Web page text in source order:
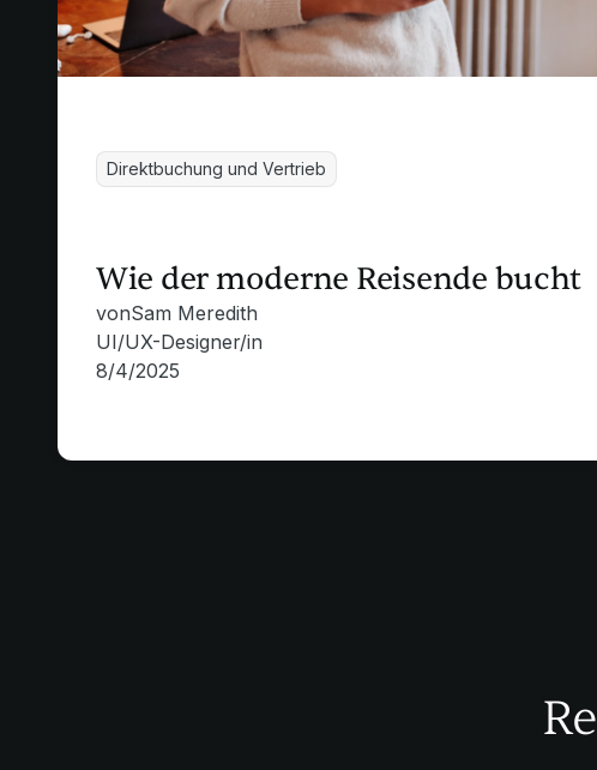
Direktbuchung und Vertrieb
Wie der moderne Reisende bucht
vonSam Meredith
UI/UX-Designer/in
8/4/2025